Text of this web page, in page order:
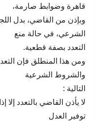
قاهرة وضوابط صارمة،
وبإذن من القاضي، بدل
الشرعي، في حالة منع
التعدد بصفة قطعية.
ومن هذا المنطلق فإن
والشروط الشرعية
التالية :
لا يأذن القاضي بالتعدد إلا
توفير العدل